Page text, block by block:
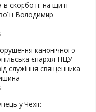
скорботі: на щиті
Володимир
канонічного
єпархія ПЦУ
служіння священника
у Чехії: